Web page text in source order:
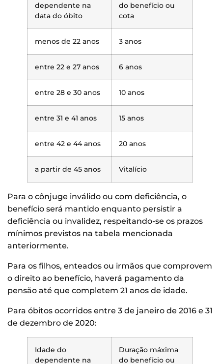
dependente na
data do óbito
do benefício ou
cota
menos de 22 anos 3 anos
entre 22 e 27 anos 6 anos
entre 28 e 30 anos 10 anos
entre 31 e 41 anos 15 anos
entre 42 e 44 anos 20 anos
a partir de 45 anos Vitalício
Para o cônjuge inválido ou com deficiência, o
benefício será mantido enquanto persistir a
deficiência ou invalidez, respeitando-se os prazos
mínimos previstos na tabela mencionada
anteriormente.
Para os filhos, enteados ou irmãos que comprovem
o direito ao benefício, haverá pagamento da
pensão até que completem 21 anos de idade.
Para óbitos ocorridos entre 3 de janeiro de 2016 e 31
de dezembro de 2020:
Idade do
dependente na
Duração máxima
do benefício ou